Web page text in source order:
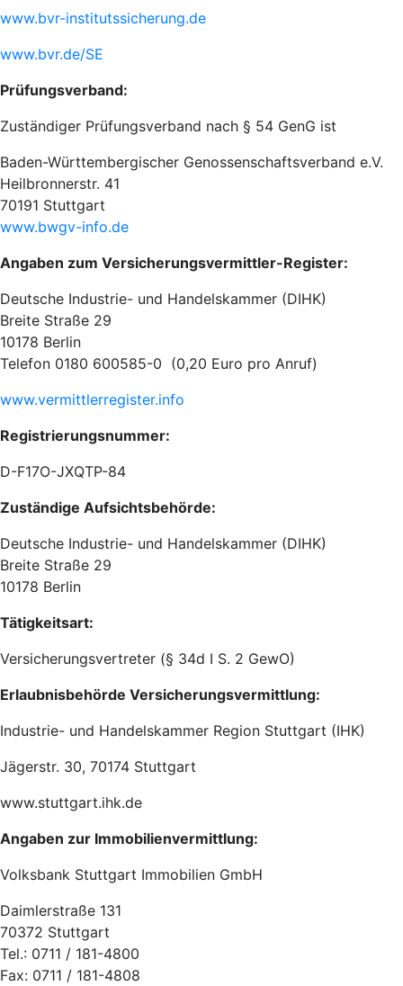
www.bvr-institutssicherung.de
www.bvr.de/SE
Prüfungsverband:
Zuständiger Prüfungsverband nach § 54 GenG ist
Baden-Württembergischer Genossenschaftsverband e.V.
Heilbronnerstr. 41
70191 Stuttgart
www.bwgv-info.de
Angaben zum Versicherungsvermittler-Register:
Deutsche Industrie- und Handelskammer (DIHK)
Breite Straße 29
10178 Berlin
Telefon 0180 600585-0 (0,20 Euro pro Anruf)
www.vermittlerregister.info
Registrierungsnummer:
D-F17O-JXQTP-84
Zuständige Aufsichtsbehörde:
Deutsche Industrie- und Handelskammer (DIHK)
Breite Straße 29
10178 Berlin
Tätigkeitsart:
Versicherungsvertreter (§ 34d I S. 2 GewO)
Erlaubnisbehörde Versicherungsvermittlung:
Industrie- und Handelskammer Region Stuttgart (IHK)
Jägerstr. 30, 70174 Stuttgart
www.stuttgart.ihk.de
Angaben zur Immobilienvermittlung:
Volksbank Stuttgart Immobilien GmbH
Daimlerstraße 131
70372 Stuttgart
Tel.: 0711 / 181-4800
Fax: 0711 / 181-4808